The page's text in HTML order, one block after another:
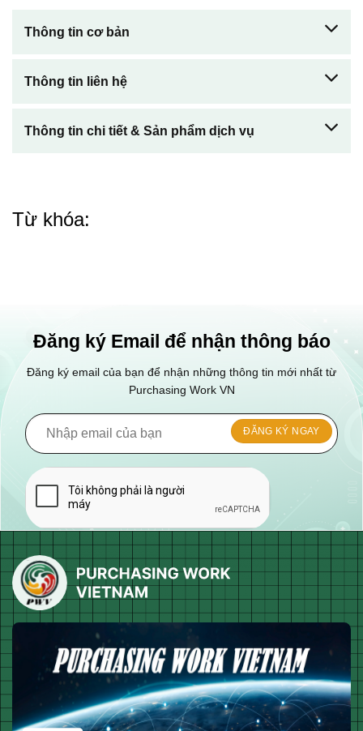
Thông tin cơ bản
Thông tin liên hệ
Thông tin chi tiết & Sản phẩm dịch vụ
Từ khóa:
Đăng ký Email để nhận thông báo
Đăng ký email của bạn để nhận những thông tin mới nhất từ
Purchasing Work VN